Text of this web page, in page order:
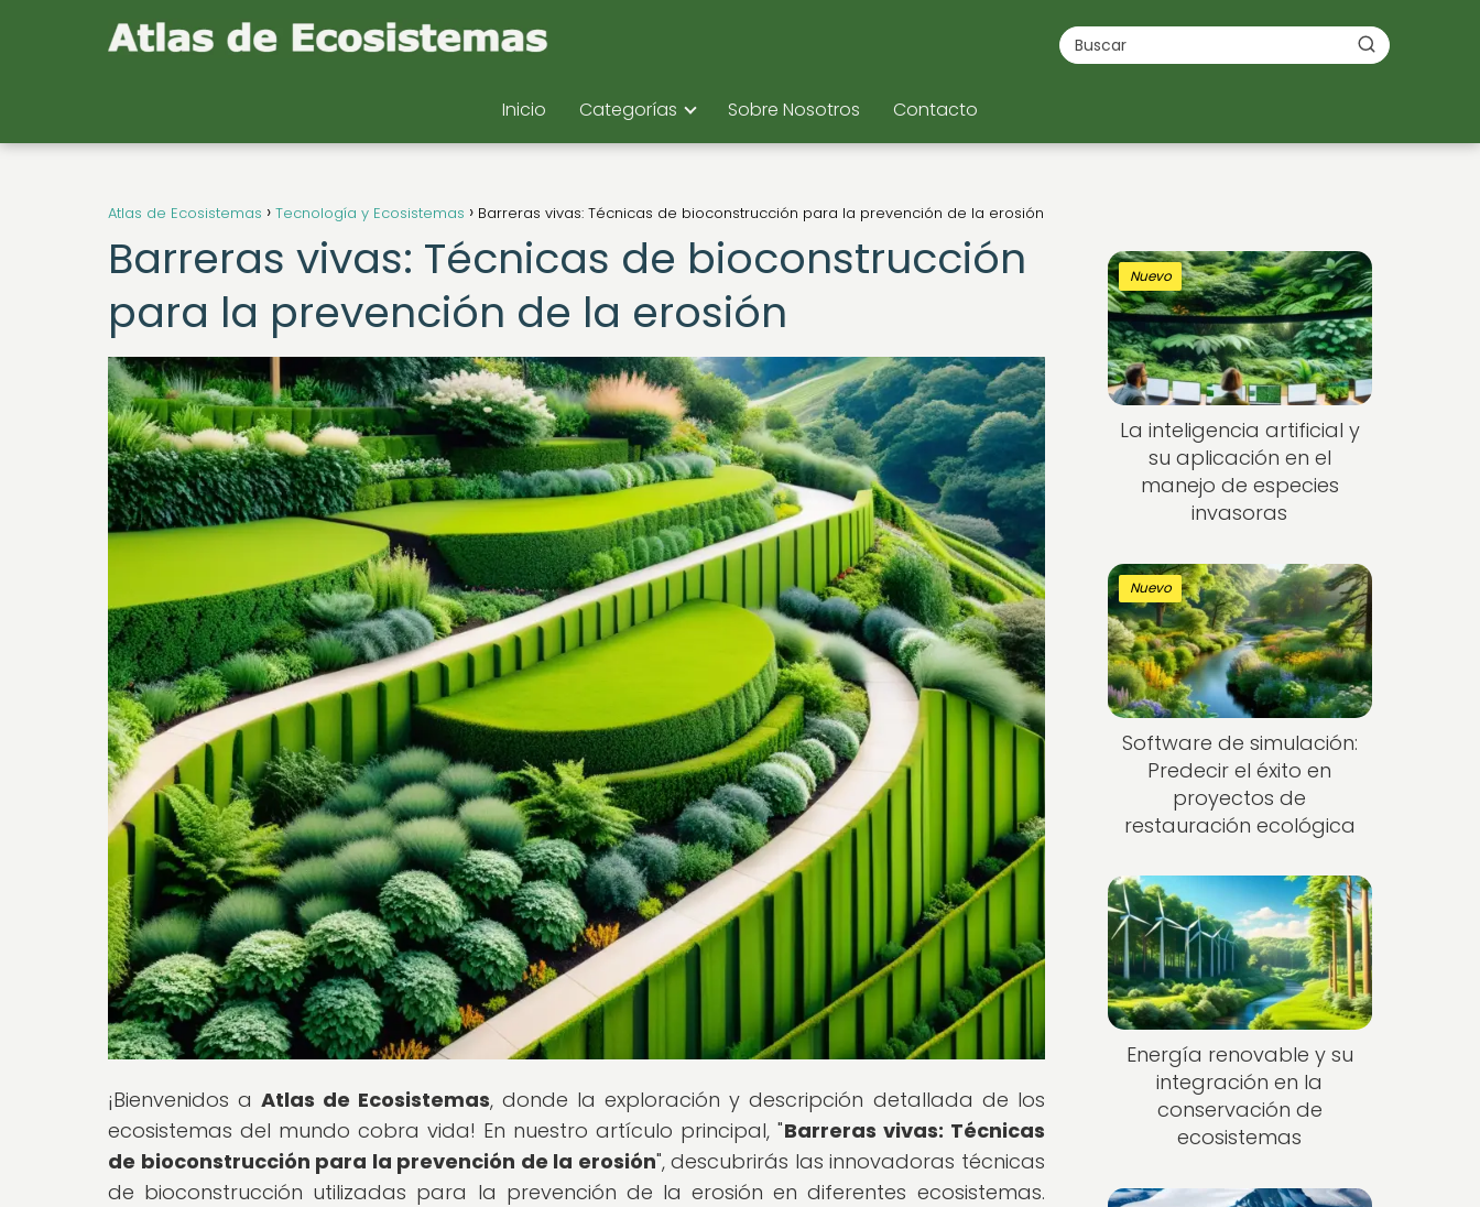
Inicio Categorías Sobre Nosotros Contacto
Atlas de Ecosistemas Tecnología y Ecosistemas Barreras vivas: Técnicas de bioconstrucción para la prevención de la erosión
Barreras vivas: Técnicas de bioconstrucción
para la prevención de la erosión
¡Bienvenidos aAtlas de Ecosistemas, donde la exploración y descripción detallada de los
ecosistemas del mundo cobra vida! En nuestro artículo principal, "Barreras vivas: Técnicas
de bioconstrucción para la prevención de la erosión", descubrirás las innovadoras técnicas
de bioconstrucción utilizadas para la prevención de la erosión en diferentes ecosistemas.
Nuevo
La inteligencia artificial y
su aplicación en el
manejo de especies
invasoras
Nuevo
Software de simulación:
Predecir el éxito en
proyectos de
restauración ecológica
Energía renovable y su
integración en la
conservación de
ecosistemas